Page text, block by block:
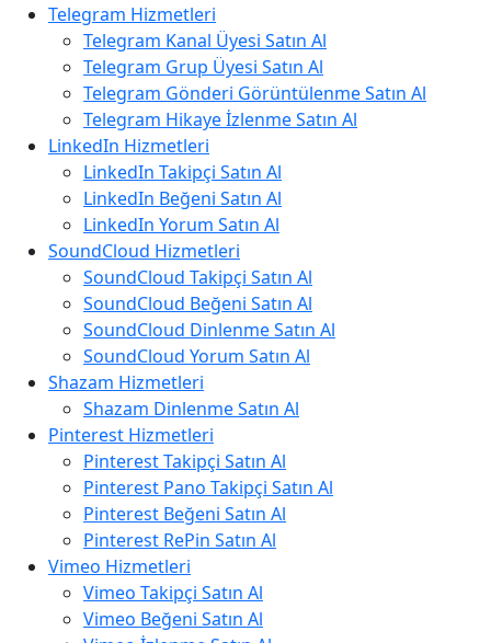
Telegram Hizmetleri
Telegram Kanal Üyesi Satın Al
Telegram Grup Üyesi Satın Al
Telegram Gönderi Görüntülenme Satın Al
Telegram Hikaye İzlenme Satın Al
LinkedIn Hizmetleri
LinkedIn Takipçi Satın Al
LinkedIn Beğeni Satın Al
LinkedIn Yorum Satın Al
SoundCloud Hizmetleri
SoundCloud Takipçi Satın Al
SoundCloud Beğeni Satın Al
SoundCloud Dinlenme Satın Al
SoundCloud Yorum Satın Al
Shazam Hizmetleri
Shazam Dinlenme Satın Al
Pinterest Hizmetleri
Pinterest Takipçi Satın Al
Pinterest Pano Takipçi Satın Al
Pinterest Beğeni Satın Al
Pinterest RePin Satın Al
Vimeo Hizmetleri
Vimeo Takipçi Satın Al
Vimeo Beğeni Satın Al